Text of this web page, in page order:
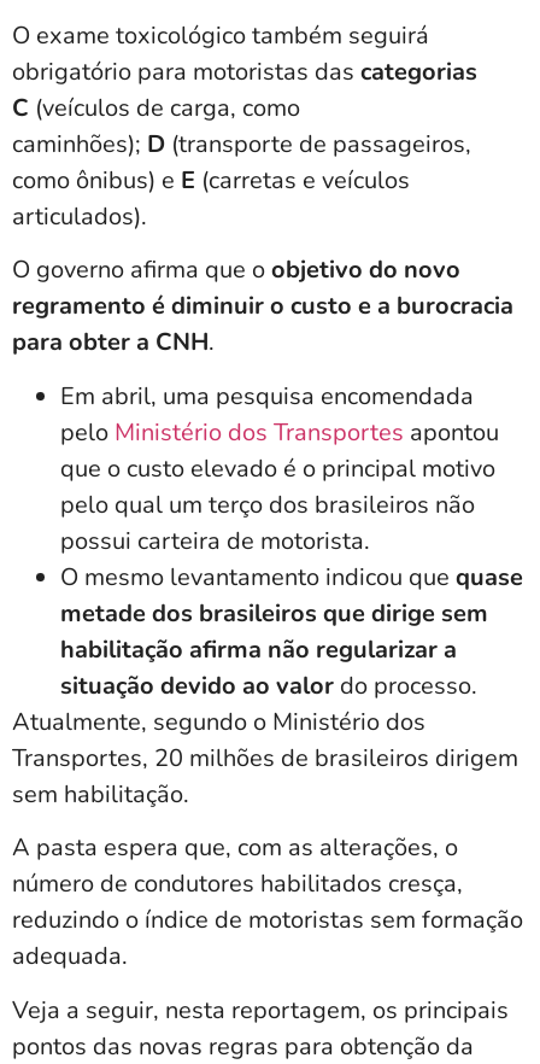
O exame toxicológico também seguirá
obrigatório para motoristas das categorias
C (veículos de carga, como
caminhões); D (transporte de passageiros,
como ônibus) e E (carretas e veículos
articulados).
O governo afirma que oobjetivo do novo
regramento é diminuir o custo e a burocracia
para obter a CNH.
Em abril, uma pesquisa encomendada
pelo Ministério dos Transportes apontou
que o custo elevado é o principal motivo
pelo qual um terço dos brasileiros não
possui carteira de motorista.
O mesmo levantamento indicou que quase
metade dos brasileiros que dirige sem
habilitação afirma não regularizar a
situação devido ao valor do processo.
Atualmente, segundo o Ministério dos
Transportes, 20 milhões de brasileiros dirigem
sem habilitação.
A pasta espera que, com as alterações, o
número de condutores habilitados cresça,
reduzindo o índice de motoristas sem formação
adequada.
Veja a seguir, nesta reportagem, os principais
pontos das novas regras para obtenção da